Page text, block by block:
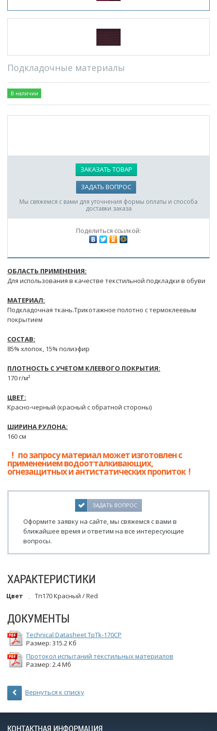
Подкладочные материалы
В наличии
ЗАКАЗАТЬ ТОВАР
ЗАДАТЬ ВОПРОС
Мы свяжемся с вами для уточнения формы оплаты и способа
доставки заказа
Поделиться ссылкой:
ОБЛАСТЬ ПРИМЕНЕНИЯ:
Для использования в качестве текстильной подкладки в обуви
МАТЕРИАЛ:
Подкладочная ткань.Трикотажное полотно с термоклеевым
покрытием
СОСТАВ:
85% хлопок, 15% полиэфир
ПЛОТНОСТЬ С УЧЕТОМ КЛЕЕВОГО ПОКРЫТИЯ:
170 г/м²
ЦВЕТ:
Красно-черный (красный с обратной стороны)
ШИРИНА РУЛОНА:
160 см
! по запросу материал может изготовлен с
применением водоотталкивающих,
огнезащитных и антистатических пропиток !
ЗАДАТЬ ВОПРОС
Оформите заявку на сайте, мы свяжемся с вами в
ближайшее время и ответим на все интересующие
вопросы.
ХАРАКТЕРИСТИКИ
Цвет Тп170 Красный / Red
ДОКУМЕНТЫ
Technical Datasheet TpTk-170CP
Размер: 315.2 Кб
Протокол испытаний текстильных материалов
Размер: 2.4 Мб
Вернуться к списку
КОНТАКТНАЯ ИНФОРМАЦИЯ